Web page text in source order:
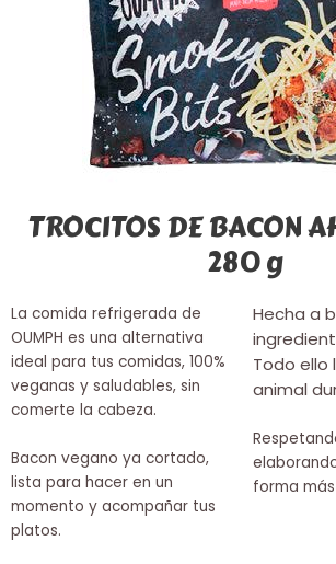
TROCITOS DE BACON
280 g
La comida refrigerada de
OUMPH es una alternativa
ideal para tus comidas, 100%
veganas y saludables, sin
comerte la cabeza.
Bacon vegano ya cortado,
lista para hacer en un
momento y acompañar tus
platos.
Hecha a
Todo
animal
forma